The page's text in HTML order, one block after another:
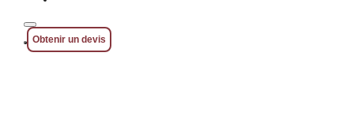
Obtenir un devis